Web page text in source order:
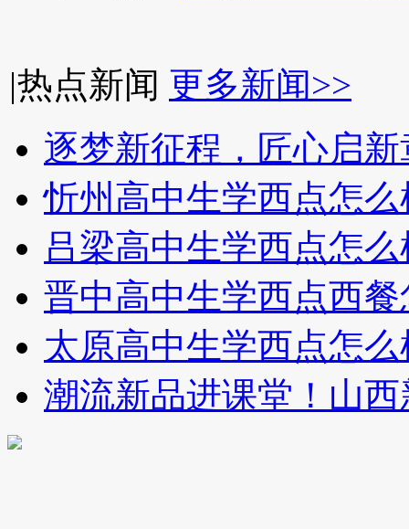
|热点新闻 更多新闻>>
逐梦新征程，匠心启新
忻州高中生学西点怎
吕梁高中生学西点怎
晋中高中生学西点西
太原高中生学西点怎
潮流新品进课堂！山